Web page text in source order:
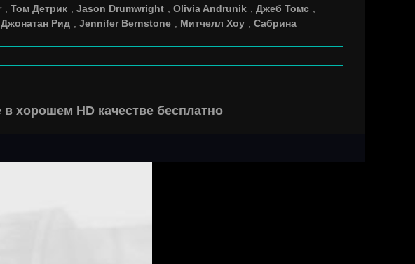
Том Детрик Jason Drumwright Olivia Andrunik Джеб Томс
Джонатан Рид Jennifer Bernstone Митчелл Хоу
Сабрина
хорошем HD качестве бесплатно